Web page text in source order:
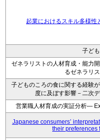
起業におけるスキル多様性
子ど
ゼネラリストの人材育成・能力
るゼネラリ
子どものころの食に関する経験
度に及ぼす影響－二次
営業職人材育成の実証分析―
Japanese consumers’
their preferences